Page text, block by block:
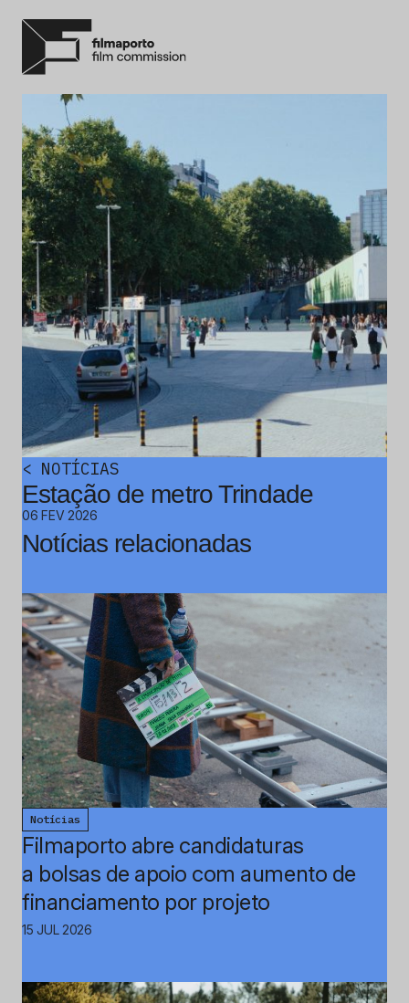
< NOTÍCIAS
Estação de metro Trindade
06 FEV 2026
Notícias relacionadas
Notícias
Filmaporto abre candidaturas
a bolsas de apoio com aumento de
financiamento por projeto
15 JUL 2026